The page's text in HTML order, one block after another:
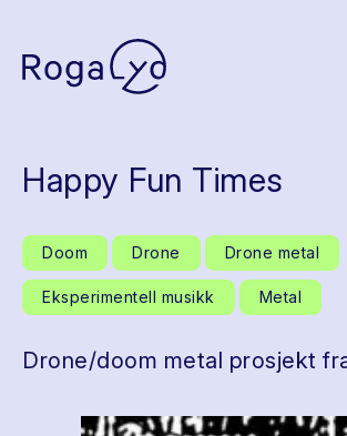
Happy Fun Times
Doom Drone Drone metal
Eksperimentell musikk Metal
Drone/doom metal prosjekt